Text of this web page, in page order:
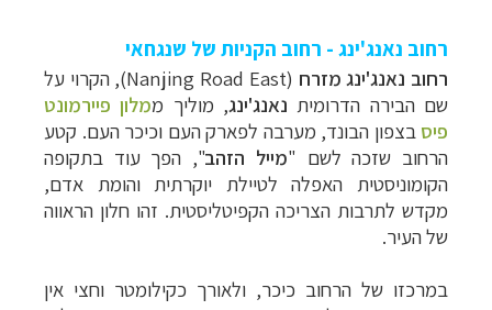
רחוב נאנג'ינג - רחוב הקניות של שנגחאי
רחוב נאנג'ינג מזרח
(Nanjing Road East), הקרוי על
שם הבירה הדרומית נאנג'ינג, מוליך ממלון פיירמונט
פיס בצפון הבונד, מערבה לפארק העם וכיכר העם. קטע
הרחוב שזכה לשם "מייל הזהב", הפך עוד בתקופה
הקומוניסטית האפלה לטיילת יוקרתית והומת אדם,
מקדש לתרבות הצריכה הקפיטליסטית. זהו חלון הראווה
של העיר.
במרכזו של הרחוב כיכר, ולאורך כקילומטר וחצי אין